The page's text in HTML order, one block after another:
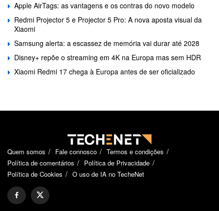
Apple AirTags: as vantagens e os contras do novo modelo
Redmi Projector 5 e Projector 5 Pro: A nova aposta visual da
Xiaomi
Samsung alerta: a escassez de memória vai durar até 2028
Disney+ repõe o streaming em 4K na Europa mas sem HDR
Xiaomi Redmi 17 chega à Europa antes de ser oficializado
Quem somos Fale connosco
Termos e condições
Política de comentários
Política de Privacidade
Política de Cookies
O uso de IA no TecheNet